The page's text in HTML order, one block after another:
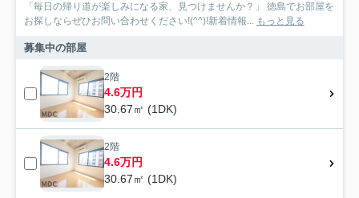
「毎日の帰り道が楽しみになる家、見つけませんか？」 徳島でお部屋を
お探しならぜひお問い合わせください!(^^)!新着情報... もっと見る
募集中の部屋
2階
4.6万円
30.67㎡ (1DK)
2階
4.6万円
30.67㎡ (1DK)